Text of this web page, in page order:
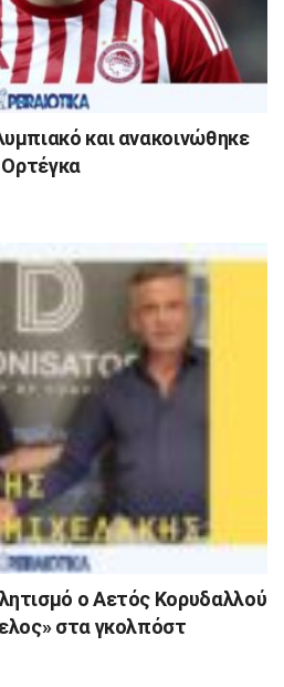
και ανακοινώθηκε
ο Αετός Κορυδαλλού
στα γκολπόστ